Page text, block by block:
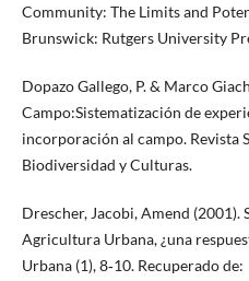
Community: The Limits and
Brunswick: Rutgers University
Dopazo Gallego, P. & Marco
Campo:Sistematización de
incorporación al campo. Revista
Biodiversidad y Culturas.
Drescher, Jacobi, Amend
Agricultura Urbana, ¿una
Urbana (1), 8‐10. Recuperado de: